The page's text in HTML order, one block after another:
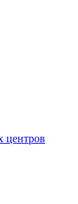
центров